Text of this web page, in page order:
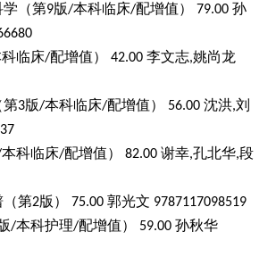
学（第9版/本科临床/配增值） 79.00 孙
临床/配增值） 42.00 李文志,姚尚龙
第3版/本科临床/配增值） 56.00 沈洪,刘
本科临床/配增值） 82.00 谢幸,孔北华,段
（第2版） 75.00 郭光文 9787117098519
/本科护理/配增值） 59.00 孙秋华